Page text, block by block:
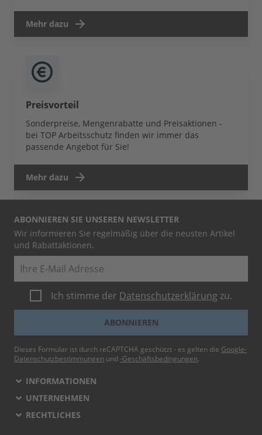
Mehr dazu
Preisvorteil
Sonderpreise, Mengenrabatte und Preisaktionen -
bei TOP Arbeitsschutz finden wir immer das
passende Angebot für Sie!
Mehr dazu
ABONNIEREN SIE UNSEREN NEWSLETTER
Wir informieren Sie regelmäßig über die neusten Artikel
und Rabattaktionen.
Ich stimme der Datenschutzerklärung zu.
ABONNIEREN
Dieses Formular ist durch reCAPTCHA geschützt - es gelten die Google-
Datenschutzbestimmungen und -Geschäftsbedingungen.
INFORMATIONEN
UNTERNEHMEN
RECHTLICHES